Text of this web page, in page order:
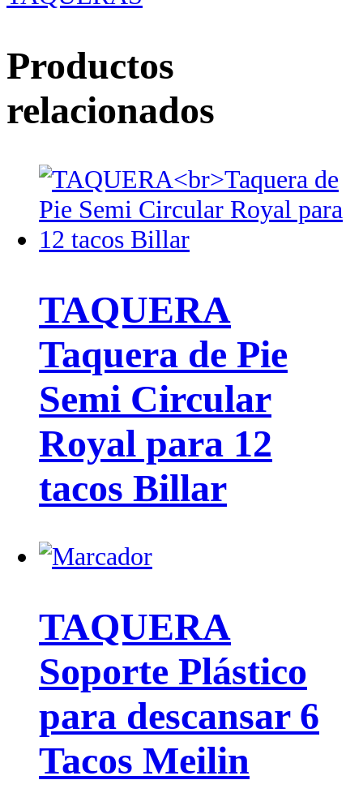
Productos
relacionados
TAQUERA
Taquera de Pie
Semi Circular
Royal para 12
tacos Billar
TAQUERA
Soporte Plástico
para descansar 6
Tacos Meilin